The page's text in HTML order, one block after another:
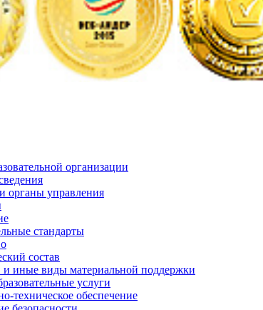
организации
органы управления
стандарты
состав
иные виды материальной поддержки
услуги
техническое обеспечение